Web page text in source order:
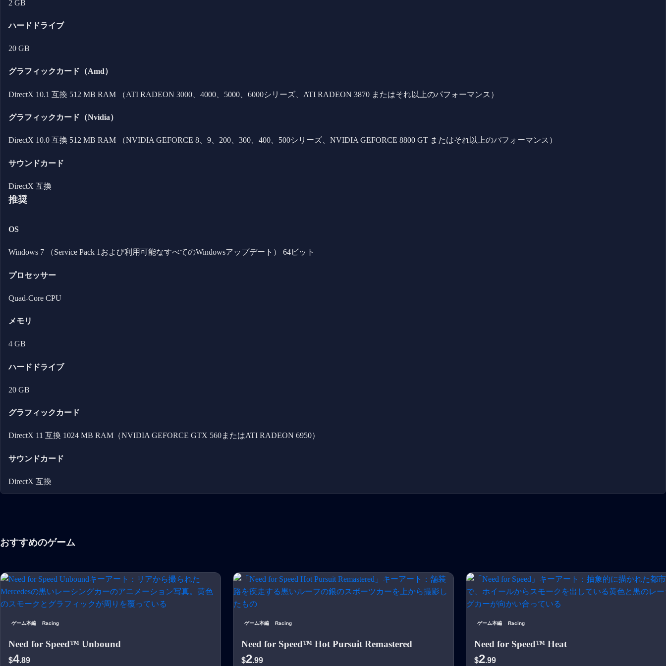
2 GB
ハードドライブ
20 GB
グラフィックカード（Amd）
DirectX 10.1 互換 512 MB RAM （ATI RADEON 3000、4000、5000、6000シリーズ、ATI RADEON 3870 またはそれ以上のパフォーマンス）
グラフィックカード（Nvidia）
DirectX 10.0 互換 512 MB RAM （NVIDIA GEFORCE 8、9、200、300、400、500シリーズ、NVIDIA GEFORCE 8800 GT またはそれ以上のパフォーマンス）
サウンドカード
DirectX 互換
推奨
OS
Windows 7 （Service Pack 1および利用可能なすべてのWindowsアップデート） 64ビット
プロセッサー
Quad-Core CPU
メモリ
4 GB
ハードドライブ
20 GB
グラフィックカード
DirectX 11 互換 1024 MB RAM（NVIDIA GEFORCE GTX 560またはATI RADEON 6950）
サウンドカード
DirectX 互換
おすすめのゲーム
ゲーム本編 Racing
Need for Speed™ Unbound
$4.89
ゲーム本編 Racing
Need for Speed™ Hot Pursuit Remastered
$2.99
ゲーム本編 Racing
Need for Speed™ Heat
$2.99